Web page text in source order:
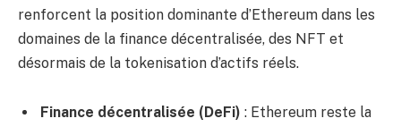
renforcent la position dominante d’Ethereum dans les
domaines de la finance décentralisée, des NFT et
désormais de la tokenisation d’actifs réels.
Finance décentralisée (DeFi) : Ethereum reste la